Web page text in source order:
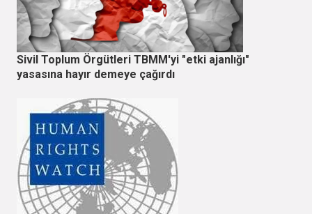
Sivil Toplum Örgütleri TBMM'yi "etki ajanlığı"
yasasına hayır demeye çağırdı